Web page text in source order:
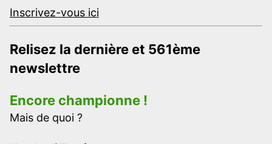
Inscrivez-vous ici
Relisez la dernière et 561ème
newslettre
Encore championne !
Mais de quoi ?